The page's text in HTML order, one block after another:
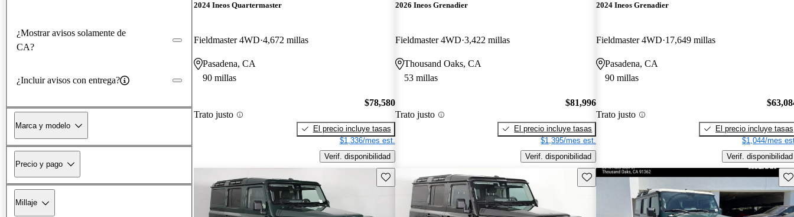
¿Mostrar avisos solamente de
CA?
¿Incluir avisos con entrega?
Marca y modelo
Precio y pago
Millaje
2024 Ineos Quartermaster
Fieldmaster 4WD 4,672 millas
Pasadena, CA
90 millas
Trato justo
$78,580
El precio incluye tasas
$1,336/mes est.
Verif. disponibilidad
2026 Ineos Grenadier
Fieldmaster 4WD 3,422 millas
Thousand Oaks, CA
53 millas
Trato justo
$81,996
El precio incluye tasas
$1,395/mes est.
Verif. disponibilidad
2024 Ineos Grenadier
Fieldmaster 4WD 17,649 millas
Pasadena, CA
90 millas
Trato justo
El precio incluye tasas
$1,044/mes
Verif. disponibilidad
Guarda este Aviso Guarda este Aviso